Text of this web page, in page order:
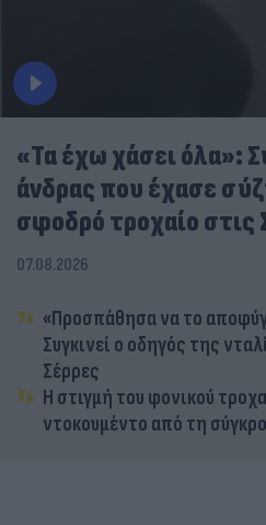
«Τα έχω χάσει όλα»:
άνδρας που έχασε
σφοδρό τροχαίο στις
07.08.2026
«Προσπάθησα να το
Συγκινεί ο οδηγός της
Σέρρες
Η στιγμή του φονικού
ντοκουμέντο από τη